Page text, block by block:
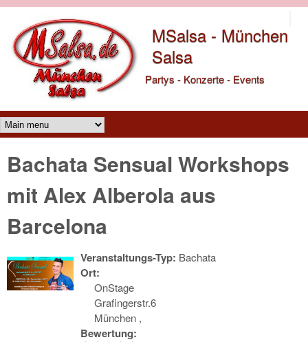
MSalsa - München
Salsa
Partys - Konzerte - Events
Main menu
Bachata Sensual Workshops
mit Alex Alberola aus
Barcelona
Veranstaltungs-Typ: Bachata
Ort:
OnStage
Grafingerstr.6
München ,
Bewertung: